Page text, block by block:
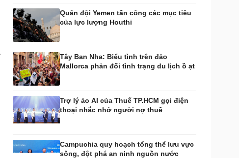
Công nghệ
Sành điệu
Trải nghiệm
Chuyển đổi số
Sức khỏe
Sản phụ khoa
Nhi khoa
Phòng mạch online
Ăn sạch sống khỏe
Vũ khí
Việt Nam
Quân đội Yemen tấn công các mục tiêu
của lực lượng Houthi
Tây Ban Nha: Biểu tình trên đảo
Mallorca phản đối tình trạng du lịch ồ ạt
Trợ lý ảo AI của Thuế TP.HCM gọi điện
thoại nhắc nhở người nợ thuế
Campuchia quy hoạch tổng thể lưu vực
sông, đột phá an ninh nguồn nước